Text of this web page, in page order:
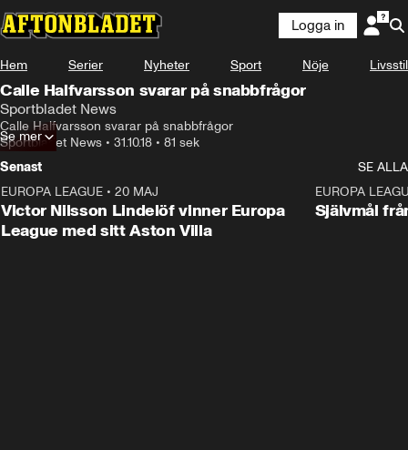
Logga in
Hem Serier Nyheter Sport Nöje Livsstil
Calle Halfvarsson svarar på snabbfrågor
Sportbladet News
Calle Halfvarsson svarar på snabbfrågor
Sportbladet News • 31.10.18 • 81 sek
Se mer
Senast
SE ALLA
EUROPA LEAGUE • 20 MAJ
Victor Nilsson Lindelöf vinner Europa
League med sitt Aston Villa
EUROPA
Självmål